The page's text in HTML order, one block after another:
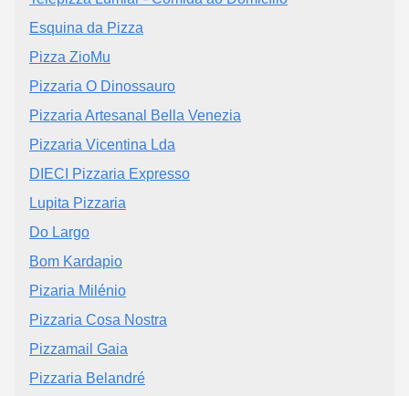
Esquina da Pizza
Pizza ZioMu
Pizzaria O Dinossauro
Pizzaria Artesanal Bella Venezia
Pizzaria Vicentina Lda
DIECI Pizzaria Expresso
Lupita Pizzaria
Do Largo
Bom Kardapio
Pizaria Milénio
Pizzaria Cosa Nostra
Pizzamail Gaia
Pizzaria Belandré